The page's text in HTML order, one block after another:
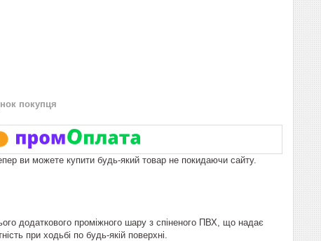
покупця
ви можете купити будь-який товар не покидаючи сайту.
додаткового проміжного шару з спіненого ПВХ, що надає
при ходьбі по будь-якій поверхні.